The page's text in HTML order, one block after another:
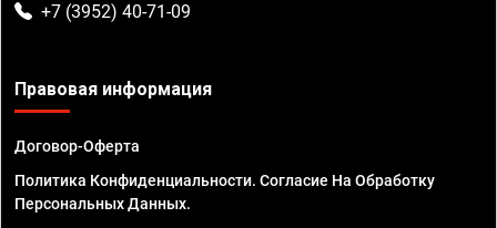
+7 (3952) 40-71-09
Правовая информация
Договор-Оферта
Политика Конфиденциальности. Согласие На Обработку
Персональных Данных.